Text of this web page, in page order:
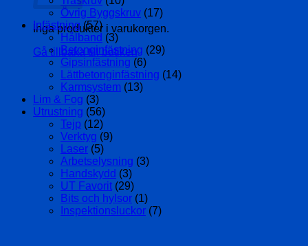
Inga produkter i varukorgen.
Gå tillbaka till butiken
Övrig Byggskruv (17)
Infästning (57)
Hålband (3)
Betonginfästning (29)
Gipsinfästning (6)
Lättbetonginfästning (14)
Karmsystem (13)
Lim & Fog (3)
Utrustning (56)
Tejp (12)
Verktyg (9)
Laser (5)
Arbetselysning (3)
Handskydd (3)
UT Favorit (29)
Bits och hylsor (1)
Inspektionsluckor (7)